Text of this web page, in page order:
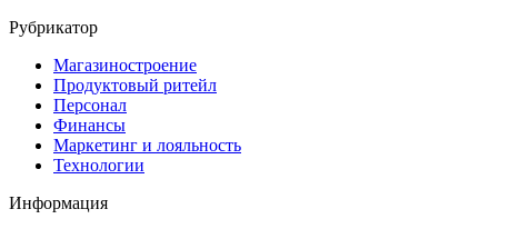
Рубрикатор
Магазиностроение
Продуктовый ритейл
Персонал
Финансы
Маркетинг и лояльность
Технологии
Информация